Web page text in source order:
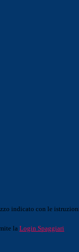
indicato con le
la Login Spaggiari